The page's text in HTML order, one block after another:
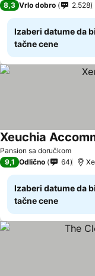
8,3 Vrlo dobro 2.528
Izaberi datume da
tačne cene
Pansion sa doručkom
Xeuchia
9,1 Odlično 64
Izaberi datume da
tačne cene